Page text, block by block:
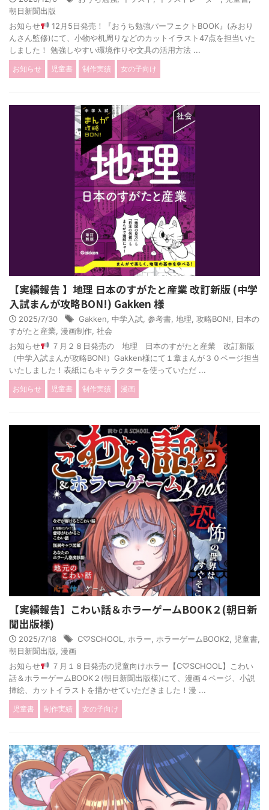
朝日新聞出版
お知らせ
12月5日発売！『おうち勉強パーフェクトBOOK』(みおり
んさん監修)にて、小物や机周りなどのカットイラスト47点を担当いた
しました！ 勉強しやすい環境作りや文具の活用方法 ...
お知らせ 児童書 制作実績 女の子向け
【実績報告 】地理 日本のすがたと産業 改訂新版 (中学
入試まんが攻略BON!) Gakken 様
2025/7/30 Gakken 中学入試 参考書 地理 攻略BON!
日本の
すがたと産業 漫画制作 社会
お知らせ
７月２８日発売の 地理 日本のすがたと産業 改訂新版
（中学入試まんが攻略BON!）Gakken様にて１章まんが３０ページ担当
いたしました！表紙にもキャラクターを使っていただ ...
お知らせ 児童書 制作実績 漫画
【実績報告】こわい話＆ホラーゲームBOOK２(朝日新
聞出版様)
2025/7/18 C♡SCHOOL ホラー ホラーゲームBOOK2 児童書
朝日新聞出版 漫画
お知らせ
７月１８日発売の児童向けホラー【C♡SCHOOL】こわい
話＆ホラーゲームBOOK２(朝日新聞出版様)にて、漫画４ページ、小説
挿絵、カットイラストを描かせていただきました！漫 ...
児童書 制作実績 女の子向け